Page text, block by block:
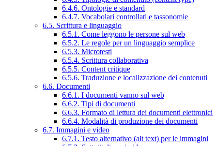
6.4.6. Ontologie e standard
6.4.7. Vocabolari controllati e tassonomie
6.5. Scrittura e linguaggio
6.5.1. Come leggono le persone sul web
6.5.2. Le regole per un linguaggio semplice
6.5.3. Microtesti
6.5.4. Scrittura collaborativa
6.5.5. Content critique
6.5.6. Traduzione e localizzazione dei contenuti
6.6. Documenti
6.6.1. I documenti vanno sul web
6.6.2. Tipi di documenti
6.6.3. Formato di lettura dei documenti elettronici
6.6.4. Modalità di produzione dei documenti
6.7. Immagini e video
6.7.1. Testo alternativo (alt text) per le immagini